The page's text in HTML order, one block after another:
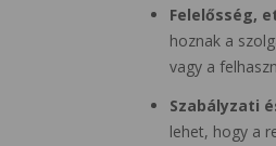
Felelősség,
hoznak a
vagy a
Szabályzati
lehet, hogy a